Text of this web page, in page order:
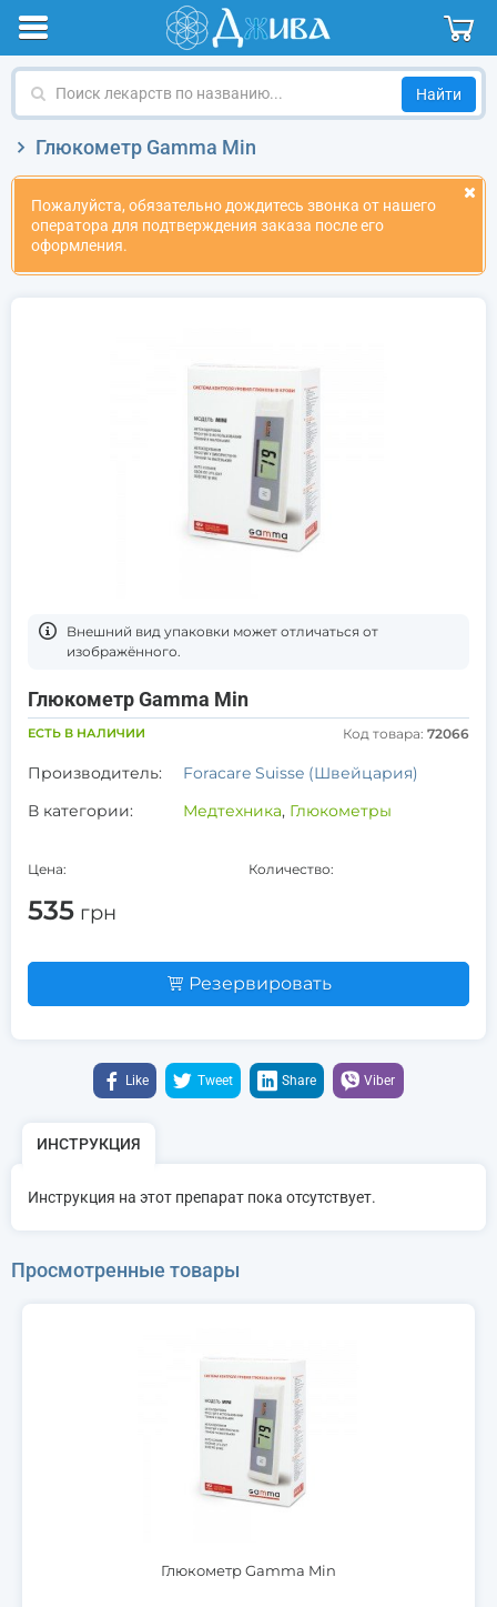
Поиск
названию
Глюкометр Gamma Min
Пожалуйста, обязательно дождитесь звонка от нашего
оператора для подтверждения заказа после его
оформления.
Bнешний вид упаковки может отличаться от
изображённого.
Глюкометр Gamma Min
ЕСТЬ В НАЛИЧИИ Код товара: 72066
Производитель:
Foracare Suisse (Швейцария)
В категории:
Медтехника, Глюкометры
Цена:
535 грн
Количество:
Резервировать
Like Tweet Share Viber
ИНСТРУКЦИЯ
Инструкция на этот препарат пока отсутствует.
Просмотренные товары
Глюкометр Gamma Min